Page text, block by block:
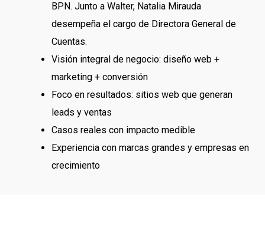
BPN. Junto a Walter, Natalia Mirauda
desempeña el cargo de Directora General de
Cuentas.
Visión integral de negocio: diseño web +
marketing + conversión
Foco en resultados: sitios web que generan
leads y ventas
Casos reales con impacto medible
Experiencia con marcas grandes y empresas en
crecimiento